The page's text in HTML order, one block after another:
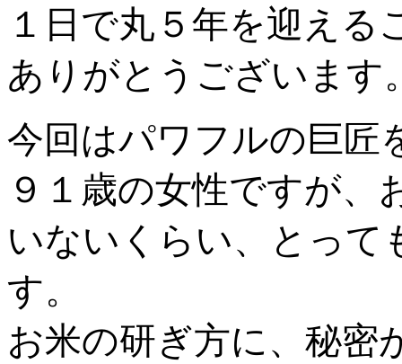
１日で丸５年を迎える
ありがとうございます
今回はパワフルの巨匠
９１歳の女性ですが、
いないくらい、とって
す。
お米の研ぎ方に、秘密